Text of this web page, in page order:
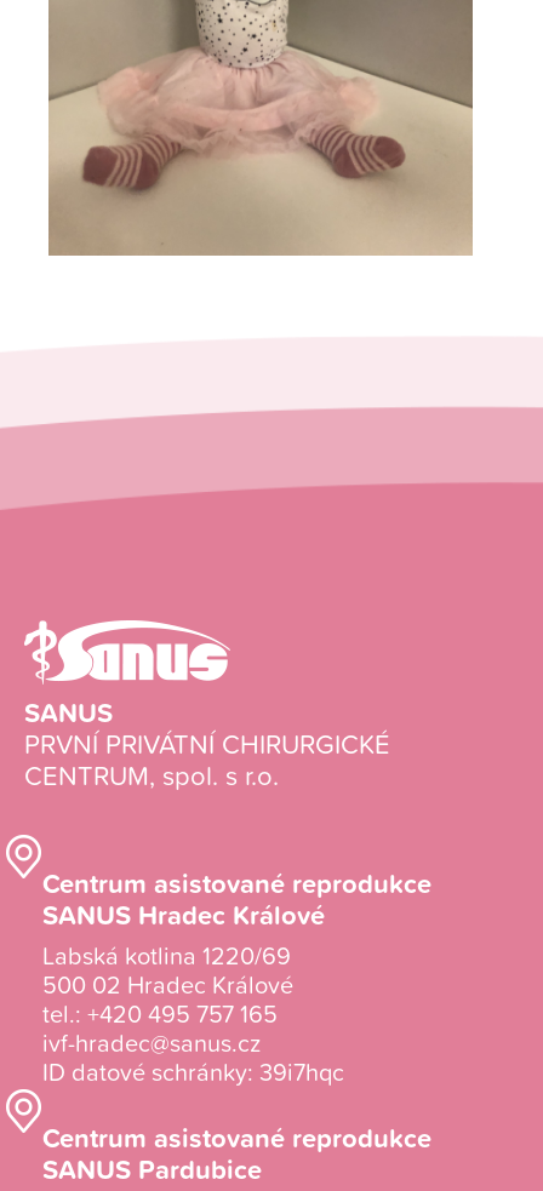
SANUS
PRVNÍ PRIVÁTNÍ CHIRURGICKÉ
CENTRUM, spol. s r.o.
Centrum asistované reprodukce
SANUS Hradec Králové
Labská kotlina 1220/69
500 02 Hradec Králové
tel.: +420 495 757 165
ivf-hradec@sanus.cz
ID datové schránky: 39i7hqc
Centrum asistované reprodukce
SANUS Pardubice